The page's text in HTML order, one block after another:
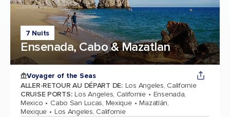
7 Nuits
Ensenada, Cabo & Mazatlan
Voyager of the Seas
ALLER-RETOUR AU DÉPART DE: Los Angeles, Californie
CRUISE PORTS: Los Angeles, Californie
Ensenada,
Mexico
Cabo San Lucas, Mexique
Mazatlán,
Mexique
Los Angeles, Californie